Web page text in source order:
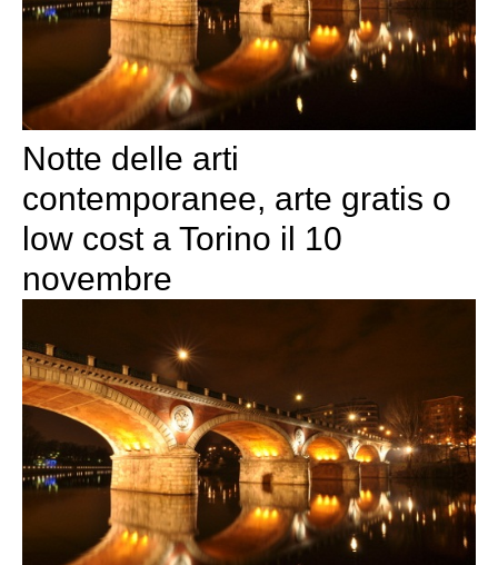
Notte delle arti
contemporanee, arte gratis o
low cost a Torino il 10
novembre